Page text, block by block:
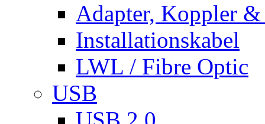
Adapter, Koppler &
Installationskabel
LWL / Fibre Optic
USB